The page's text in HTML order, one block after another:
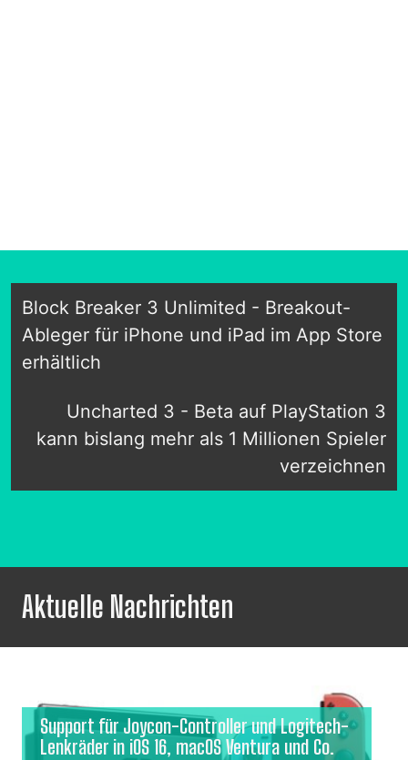
Block Breaker 3 Unlimited - Breakout-
Ableger für iPhone und iPad im App Store
erhältlich
Uncharted 3 - Beta auf PlayStation 3
kann bislang mehr als 1 Millionen Spieler
verzeichnen
Aktuelle Nachrichten
Support für Joycon-Controller und Logitech-
Lenkräder in iOS 16, macOS Ventura und Co.